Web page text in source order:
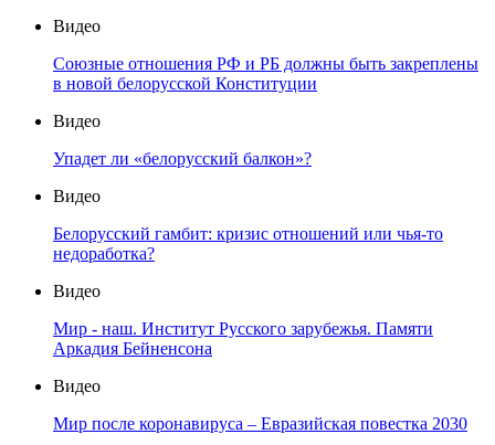
Видео
Союзные отношения РФ и РБ должны быть закреплены
в новой белорусской Конституции
Видео
Упадет ли «белорусский балкон»?
Видео
Белорусский гамбит: кризис отношений или чья-то
недоработка?
Видео
Мир - наш. Институт Русского зарубежья. Памяти
Аркадия Бейненсона
Видео
Мир после коронавируса – Евразийская повестка 2030